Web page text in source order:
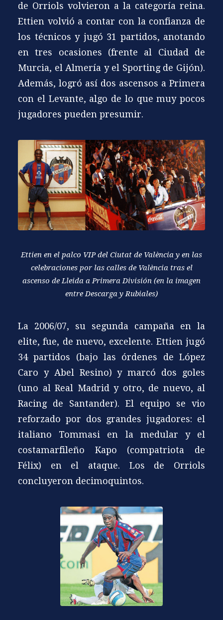
de Orriols volvieron a la categoría reina.
Ettien volvió a contar con la confianza de
los técnicos y jugó 31 partidos, anotando
en tres ocasiones (frente al Ciudad de
Murcia, el Almería y el Sporting de Gijón).
Además, logró así dos ascensos a Primera
con el Levante, algo de lo que muy pocos
jugadores pueden presumir.
Ettien en el palco VIP del Ciutat de València y en las
celebraciones por las calles de València tras el
ascenso de Lleida a Primera División (en la imagen
entre Descarga y Rubiales)
La 2006/07, su segunda campaña en la
elite, fue, de nuevo, excelente. Ettien jugó
34 partidos (bajo las órdenes de López
Caro y Abel Resino) y marcó dos goles
(uno al Real Madrid y otro, de nuevo, al
Racing de Santander). El equipo se vio
reforzado por dos grandes jugadores: el
italiano Tommasi en la medular y el
costamarfileño Kapo (compatriota de
Félix) en el ataque. Los de Orriols
concluyeron decimoquintos.